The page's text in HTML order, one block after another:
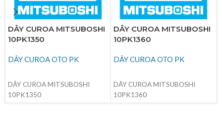
DÂY CUROA MITSUBOSHI
10PK1350
DÂY CUROA OTO PK
DÂY CUROA MITSUBOSHI
10PK1350
DÂY CUROA MITSUBOSHI
10PK1360
DÂY CUROA OTO PK
DÂY CUROA MITSUBOSHI
10PK1360